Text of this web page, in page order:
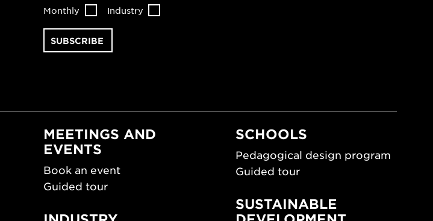
Monthly Industry
MEETINGS AND
EVENTS
Book an event
Guided tour
SCHOOLS
Pedagogical design program
Guided tour
SUSTAINABLE